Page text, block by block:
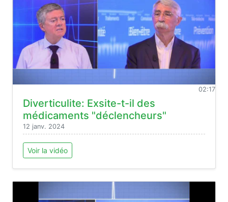
02:17
Diverticulite: Exsite-t-il des
médicaments "déclencheurs"
12 janv. 2024
Voir la vidéo